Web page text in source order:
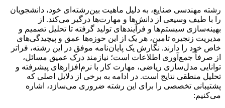
رشته مهندسی صنایع، به دلیل ماهیت بین‌رشته‌ای خود، دانشجویان
را با طیف وسیعی از دانش‌ها و مهارت‌ها درگیر می‌کند. از
بهینه‌سازی سیستم‌ها و فرآیندهای تولید گرفته تا تحلیل تصمیم و
مدیریت زنجیره تامین، هر یک از این حوزه‌ها عمق و پیچیدگی‌های
خاص خود را دارند. نگارش یک پایان‌نامه موفق در این رشته، فراتر
از صرفاً جمع‌آوری اطلاعات است؛ نیازمند درک عمیق مسائل،
توانایی مدل‌سازی ریاضی، مهارت کار با نرم‌افزارهای پیشرفته و
تحلیل منطقی نتایج است. در ادامه به برخی از دلایل اصلی که
پشتیبانی تخصصی را برای این رشته ضروری می‌سازد، اشاره
می‌کنیم: